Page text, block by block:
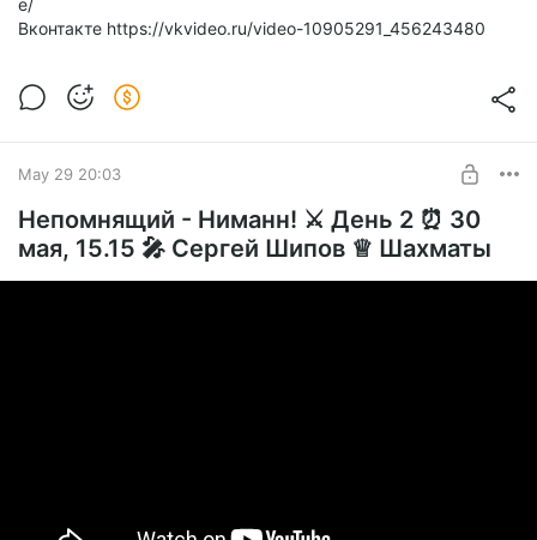
e/
Вконтакте https://vkvideo.ru/video-10905291_456243480
May 29 20:03
Непомнящий - Ниманн! ⚔️ День 2 ⏰ 30
мая, 15.15 🎤 Сергей Шипов ♕ Шахматы